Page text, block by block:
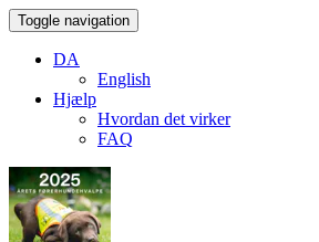
Toggle navigation
DA
English
Hjælp
Hvordan det virker
FAQ